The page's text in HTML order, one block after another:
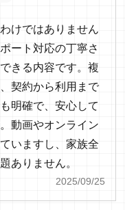
けではありません
ート対応の丁寧さ
きる内容です。複
契約から利用まで
明確で、安心して
動画やオンライン
いますし、家族全
ありません。
2025/09/25